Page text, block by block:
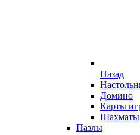
Назад
Домино
Карты
Пазлы